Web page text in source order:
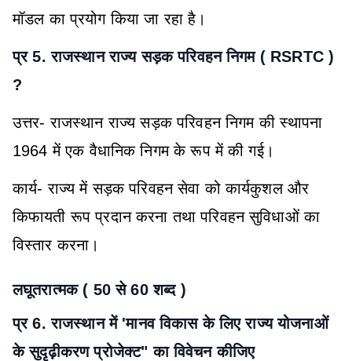
मॉडल का प्रयोग किया जा रहा है।
प्र 5. राजस्थान राज्य सड़क परिवहन निगम ( RSRTC )
?
उत्तर- राजस्थान राज्य सड़क परिवहन निगम की स्थापना
1964 में एक वैधानिक निगम के रूप में की गई।
कार्य- राज्य में सड़क परिवहन सेवा को कार्यकुशल और
किफायती रूप प्रदान करना तथा परिवहन सुविधाओं का
विस्तार करना।
लघूतरात्मक ( 50 से 60 शब्द )
प्र 6. राजस्थान में 'मानव विकास के लिए राज्य योजनाओं
के सुदृढ़ीकरण प्रोजेक्ट" का विवेचन कीजिए